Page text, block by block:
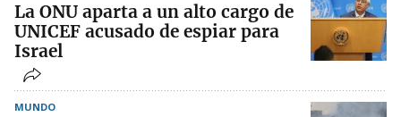
La ONU aparta a un alto cargo de
UNICEF acusado de espiar para
Israel
MUNDO